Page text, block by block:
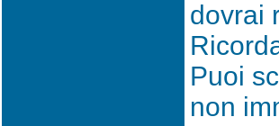
dovrai
Puoi
non